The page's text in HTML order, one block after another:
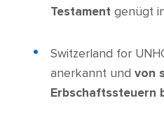
Testament genügt
Switzerland for
anerkannt und von
Erbschaftssteuern